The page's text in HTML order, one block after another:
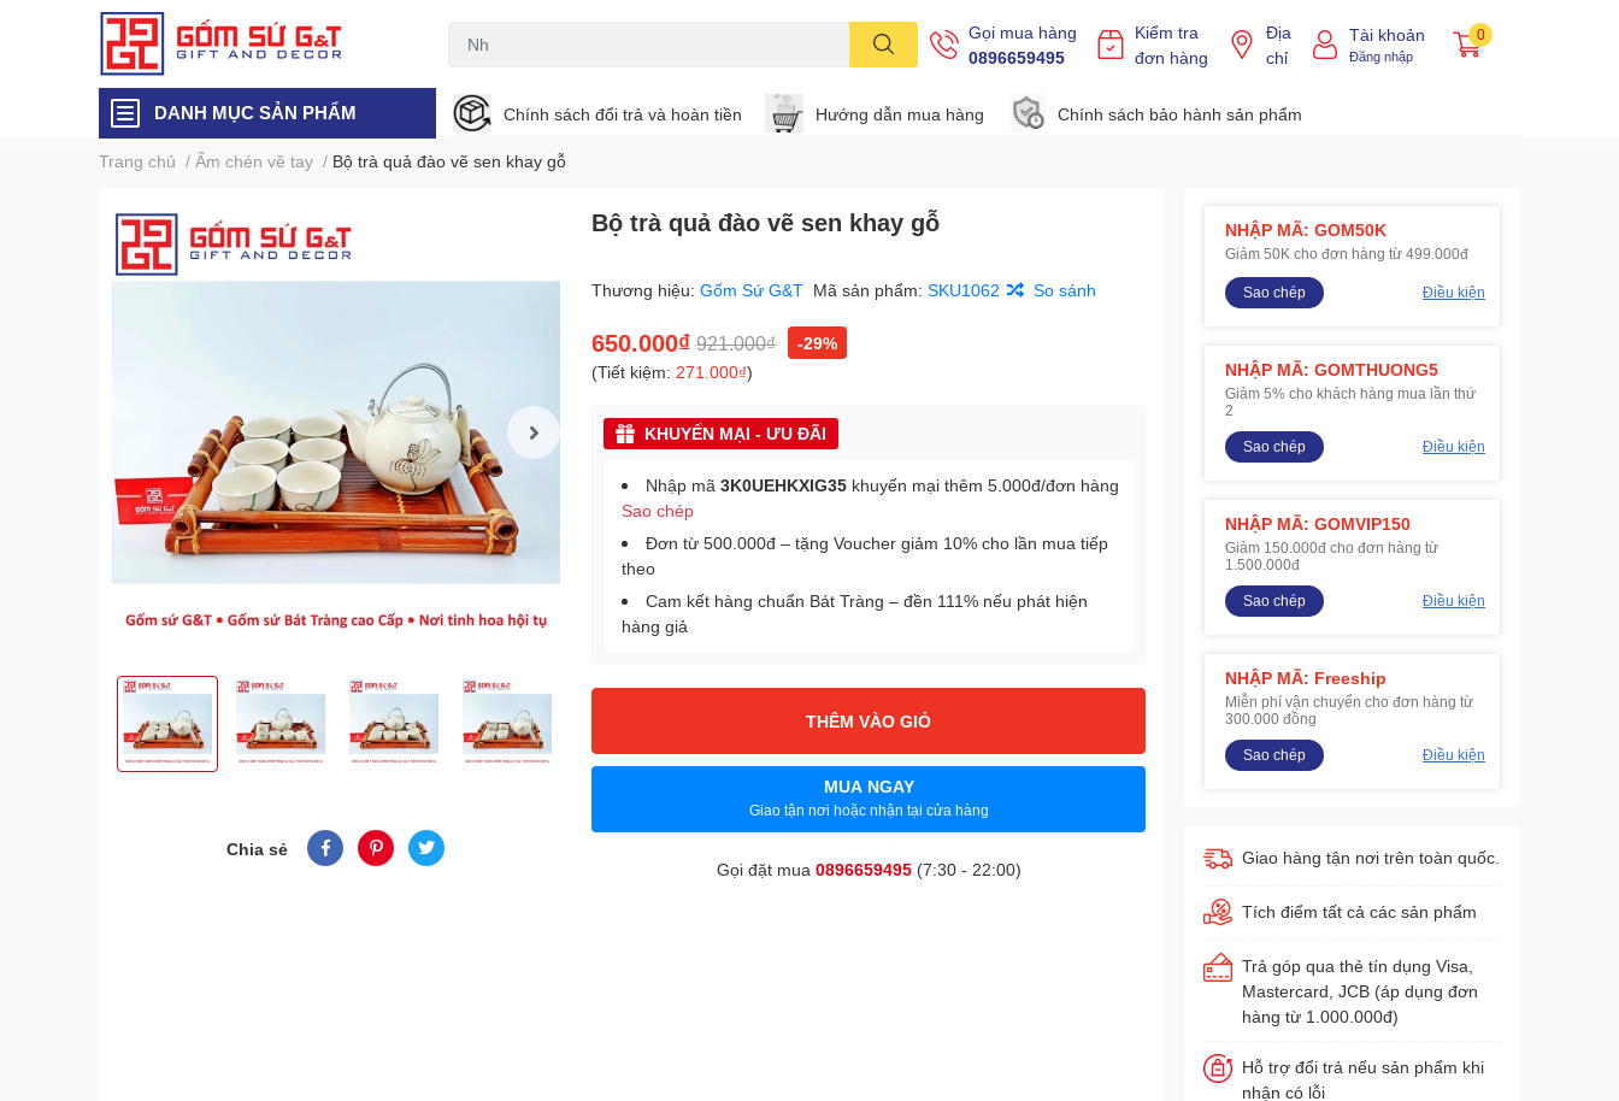
Gọi mua hàng
0896659495
Kiểm tra
đơn hàng
Địa
chỉ
Tài khoản
Đăng nhập
0
DANH MỤC SẢN PHẨM Chính sách đổi trả và hoàn tiền Hướng dẫn mua hàng Chính sách bảo hành sản phẩm
Trang chủ / Ấm chén vẽ tay / Bộ trà quả đào vẽ sen khay gỗ
Chia sẻ
Bộ trà quả đào vẽ sen khay gỗ
Thương hiệu:Gốm Sứ G&T Mã sản phẩm:SKU1062 So sánh
650.000₫ 921.000₫
-29%
(Tiết kiệm: 271.000₫)
KHUYẾN MẠI - ƯU ĐÃI
Nhập mã3K0UEHKXIG35 khuyến mại thêm 5.000đ/đơn hàng
Sao chép
Đơn từ 500.000đ – tặng Voucher giảm 10% cho lần mua tiếp
theo
Cam kết hàng chuẩn Bát Tràng – đền 111% nếu phát hiện
hàng giả
THÊM VÀO GIỎ
MUA NGAY
Giao tận nơi hoặc nhận tại cửa hàng
Gọi đặt mua 0896659495(7:30 - 22:00)
NHẬP MÃ: GOM50K
Giảm 50K cho đơn hàng từ 499.000đ
Sao chép Điều kiện
NHẬP MÃ: GOMTHUONG5
Giảm 5% cho khách hàng mua lần thứ
2
Sao chép
Điều kiện
NHẬP MÃ: GOMVIP150
Giảm 150.000đ cho đơn hàng từ
1.500.000đ
Sao chép
Điều kiện
NHẬP MÃ: Freeship
Miễn phí vận chuyển cho đơn hàng từ
300.000 đồng
Sao chép
Điều kiện
Giao hàng tận nơi trên toàn quốc.
Tích điểm tất cả các sản phẩm
Trả góp qua thẻ tín dụng Visa,
Mastercard, JCB (áp dụng đơn
hàng từ 1.000.000đ)
Hỗ trợ đổi trả nếu sản phẩm khi
nhận có lỗi